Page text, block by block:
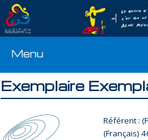
Menu
Exemplaire
Référent :
(Français)